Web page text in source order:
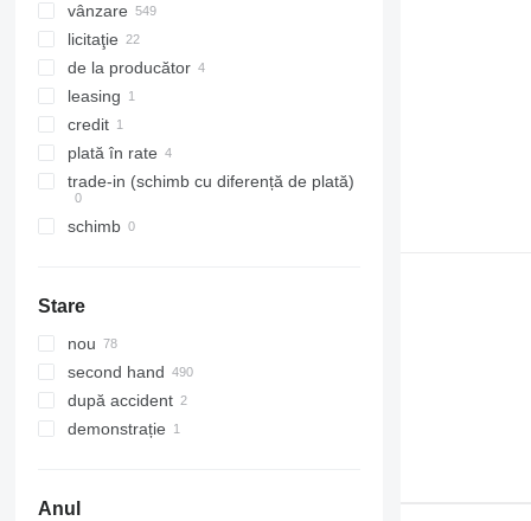
vânzare
licitaţie
de la producător
leasing
credit
plată în rate
trade-in (schimb cu diferență de plată)
schimb
Stare
nou
second hand
după accident
demonstrație
Anul